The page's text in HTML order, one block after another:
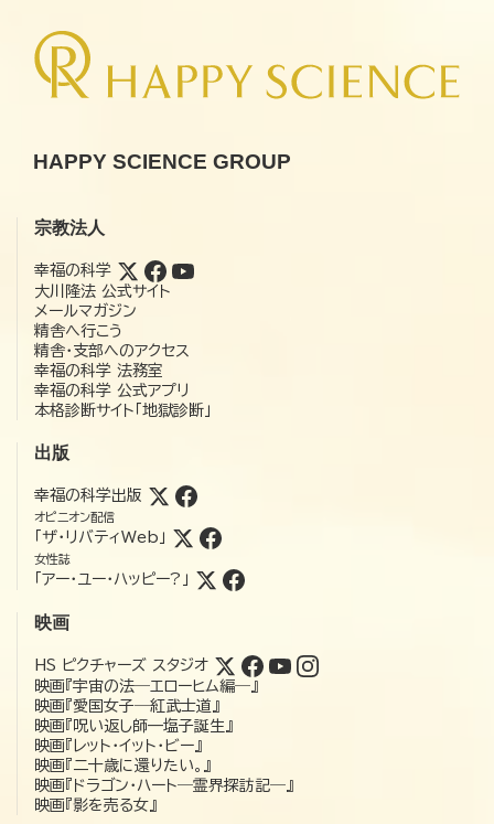
HAPPY SCIENCE GROUP
宗教法人
幸福の科学
大川隆法 公式サイト
メールマガジン
精舎へ行こう
精舎・支部へのアクセス
幸福の科学 法務室
幸福の科学 公式アプリ
本格診断サイト「地獄診断」
出版
幸福の科学出版
オピニオン配信
「ザ・リバティWeb」
女性誌
「アー・ユー・ハッピー?」
映画
HS ピクチャーズ スタジオ
映画『宇宙の法―エローヒム編―』
映画『愛国女子―紅武士道』
映画『呪い返し師—塩子誕生』
映画『レット・イット・ビー』
映画『二十歳に還りたい。』
映画『ドラゴン・ハート―霊界探訪記―』
映画『影を売る女』